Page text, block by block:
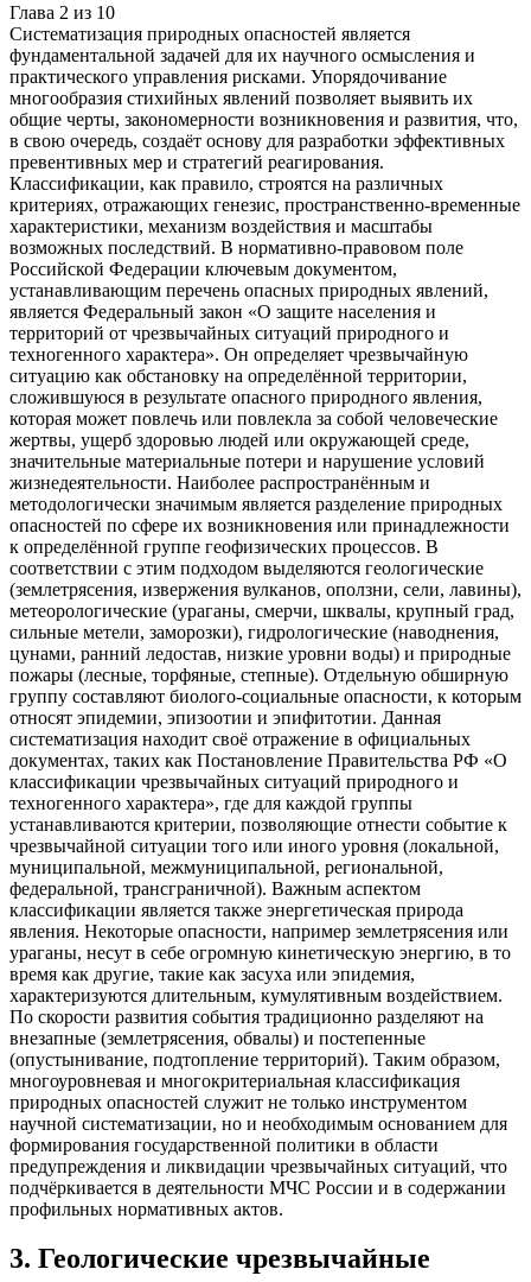
Глава 2 из 10
Систематизация природных опасностей является
фундаментальной задачей для их научного осмысления и
практического управления рисками. Упорядочивание
многообразия стихийных явлений позволяет выявить их
общие черты, закономерности возникновения и развития, что,
в свою очередь, создаёт основу для разработки эффективных
превентивных мер и стратегий реагирования.
Классификации, как правило, строятся на различных
критериях, отражающих генезис, пространственно-временные
характеристики, механизм воздействия и масштабы
возможных последствий. В нормативно-правовом поле
Российской Федерации ключевым документом,
устанавливающим перечень опасных природных явлений,
является Федеральный закон «О защите населения и
территорий от чрезвычайных ситуаций природного и
техногенного характера». Он определяет чрезвычайную
ситуацию как обстановку на определённой территории,
сложившуюся в результате опасного природного явления,
которая может повлечь или повлекла за собой человеческие
жертвы, ущерб здоровью людей или окружающей среде,
значительные материальные потери и нарушение условий
жизнедеятельности. Наиболее распространённым и
методологически значимым является разделение природных
опасностей по сфере их возникновения или принадлежности
к определённой группе геофизических процессов. В
соответствии с этим подходом выделяются геологические
(землетрясения, извержения вулканов, оползни, сели, лавины),
метеорологические (ураганы, смерчи, шквалы, крупный град,
сильные метели, заморозки), гидрологические (наводнения,
цунами, ранний ледостав, низкие уровни воды) и природные
пожары (лесные, торфяные, степные). Отдельную обширную
группу составляют биолого-социальные опасности, к которым
относят эпидемии, эпизоотии и эпифитотии. Данная
систематизация находит своё отражение в официальных
документах, таких как Постановление Правительства РФ «О
классификации чрезвычайных ситуаций природного и
техногенного характера», где для каждой группы
устанавливаются критерии, позволяющие отнести событие к
чрезвычайной ситуации того или иного уровня (локальной,
муниципальной, межмуниципальной, региональной,
федеральной, трансграничной). Важным аспектом
классификации является также энергетическая природа
явления. Некоторые опасности, например землетрясения или
ураганы, несут в себе огромную кинетическую энергию, в то
время как другие, такие как засуха или эпидемия,
характеризуются длительным, кумулятивным воздействием.
По скорости развития события традиционно разделяют на
внезапные (землетрясения, обвалы) и постепенные
(опустынивание, подтопление территорий). Таким образом,
многоуровневая и многокритериальная классификация
природных опасностей служит не только инструментом
научной систематизации, но и необходимым основанием для
формирования государственной политики в области
предупреждения и ликвидации чрезвычайных ситуаций, что
подчёркивается в деятельности МЧС России и в содержании
профильных нормативных актов.
3. Геологические чрезвычайные